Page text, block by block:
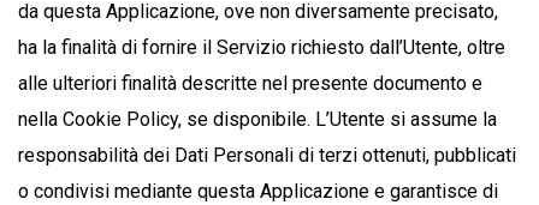
da questa Applicazione, ove non diversamente precisato,
ha la finalità di fornire il Servizio richiesto dall’Utente, oltre
alle ulteriori finalità descritte nel presente documento e
nella Cookie Policy, se disponibile. L’Utente si assume la
responsabilità dei Dati Personali di terzi ottenuti, pubblicati
o condivisi mediante questa Applicazione e garantisce di